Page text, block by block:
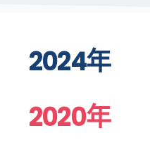
2024年
2020年